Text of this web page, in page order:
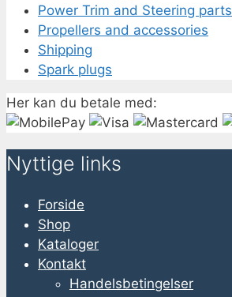
Power Trim and Steering parts
Propellers and accessories
Shipping
Spark plugs
Her kan du betale med:
Nyttige links
Forside
Shop
Kataloger
Kontakt
Handelsbetingelser